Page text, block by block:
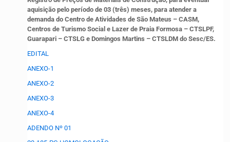
aquisição pelo período de 03 (três) meses, para atender a
demanda do Centro de Atividades de São Mateus – CASM,
Centros de Turismo Social e Lazer de Praia Formosa – CTSLPF,
Guarapari – CTSLG e Domingos Martins – CTSLDM do Sesc/ES.
EDITAL
ANEXO-1
ANEXO-2
ANEXO-3
ANEXO-4
ADENDO Nº 01